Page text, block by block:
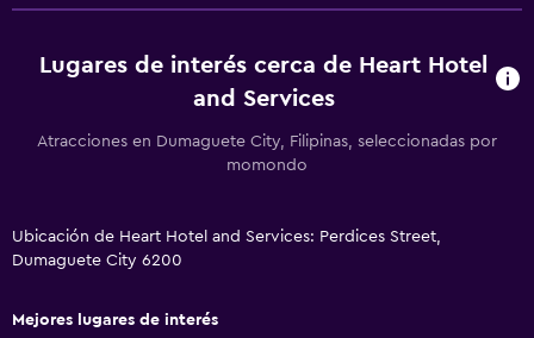
Salud y seguridad
Lugares de interés cerca de Heart Hotel
and Services
Atracciones en Dumaguete City, Filipinas, seleccionadas por
momondo
Ubicación de Heart Hotel and Services: Perdices Street,
Dumaguete City 6200
Mejores lugares de interés